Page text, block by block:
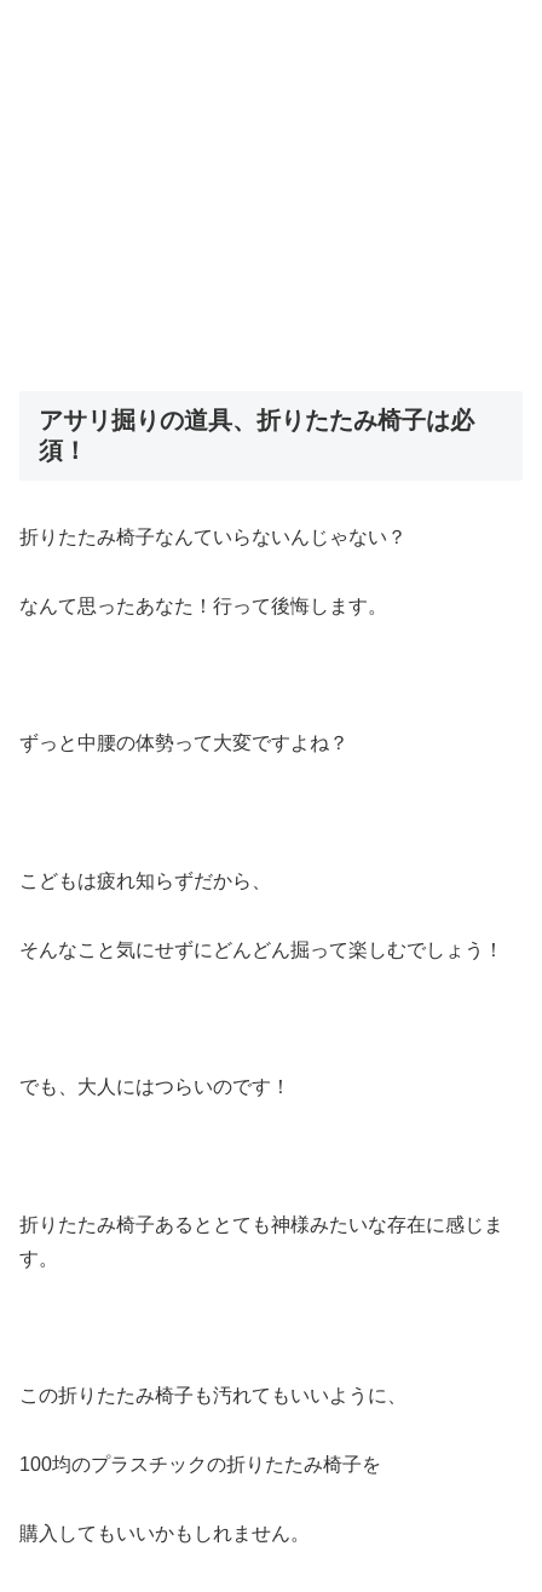
アサリ掘りの道具、折りたたみ椅子は必
須！
折りたたみ椅子なんていらないんじゃない？
なんて思ったあなた！行って後悔します。
ずっと中腰の体勢って大変ですよね？
こどもは疲れ知らずだから、
そんなこと気にせずにどんどん掘って楽しむでしょう！
でも、大人にはつらいのです！
折りたたみ椅子あるととても神様みたいな存在に感じま
す。
この折りたたみ椅子も汚れてもいいように、
100均のプラスチックの折りたたみ椅子を
購入してもいいかもしれません。